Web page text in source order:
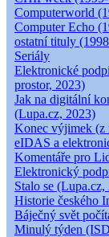
Computerworld
Computer Echo
ostatní tituly
Seriály
Elektronické
prostor, 2023)
Jak na digitální
(Lupa.cz, 2023)
Konec výjimek (z
eIDAS a
Komentáře pro
Elektronický
Stalo se
Historie českého
Báječný svět
Minulý týden